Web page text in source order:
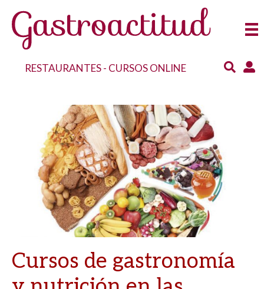
RESTAURANTES- CURSOS ONLINE
Cursos de gastronomía